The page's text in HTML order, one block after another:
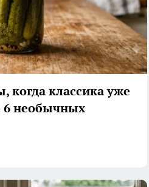
когда классика уже
6 необычных